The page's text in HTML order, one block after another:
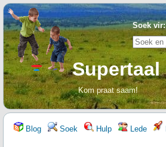
Soek vir:
Supertaal
Kom praat saam!
Blog Soek Hulp Lede